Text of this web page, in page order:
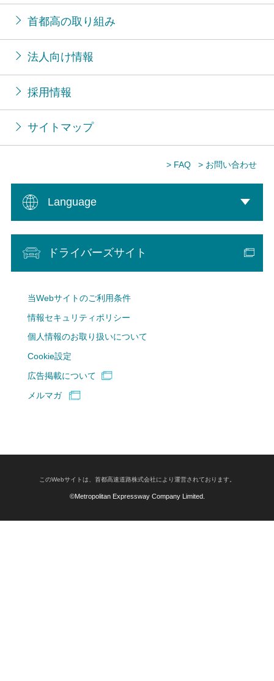
首都高の取り組み
法人向け情報
採用情報
サイトマップ
> FAQ > お問い合わせ
Language
ドライバーズサイト
当Webサイトのご利用条件
情報セキュリティポリシー
個人情報のお取り扱いについて
Cookie設定
広告掲載について
メルマガ
このWebサイトは、首都高速道路株式会社により運営されております。
©Metropolitan Expressway Company Limited.